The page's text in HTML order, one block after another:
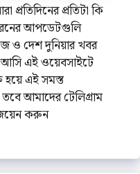
প্রতিটা কি
আপডেটগুলি
ও দেশ দুনিয়ার খবর
আসি এই ওয়েবসাইটে
হয়ে এই সমস্ত
আমাদের টেলিগ্রাম
করুন